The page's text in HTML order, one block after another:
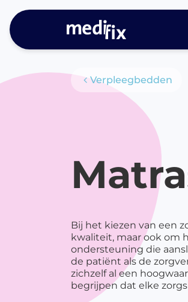
Producten
Verpleegbedden
Bij het kiezen van een
kwaliteit, maar ook om
ondersteuning die
de patiënt als de
zichzelf al een
begrijpen dat elke